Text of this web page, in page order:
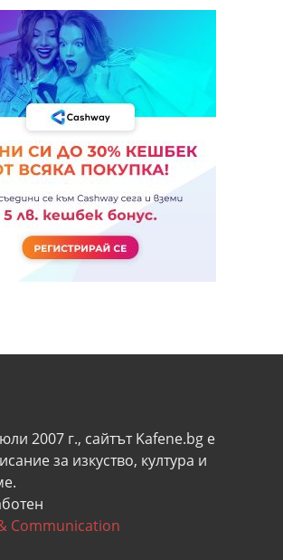
2007 г., сайтът Kafene.bg e
за изкуство, култура и
Communication